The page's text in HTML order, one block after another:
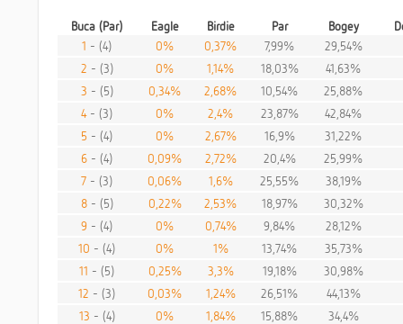
Buca (Par) Eagle Birdie Par Bogey
1 - (4) 0% 0,37% 7,99%
29,54%
2 - (3) 0% 1,14% 18,03%
41,63%
3 - (5) 0,34% 2,68% 10,54%
25,88%
4- (3) 0% 2,4% 23,87%
42,84%
5 - (4) 0% 2,67% 16,9%
31,22%
6 - (4) 0,09% 2,72% 20,4%
25,99%
7 - (3) 0,06% 1,6% 25,55%
38,19%
8- (5) 0,22% 2,53% 18,97%
30,32%
9 - (4) 0% 0,74% 9,84%
28,12%
10 - (4) 0% 1% 13,74%
35,73%
11 - (5) 0,25% 3,3% 19,18%
30,98%
12 - (3) 0,03% 1,24% 26,51%
44,13%
13 - (4) 0% 1,84% 15,88%
34,4%